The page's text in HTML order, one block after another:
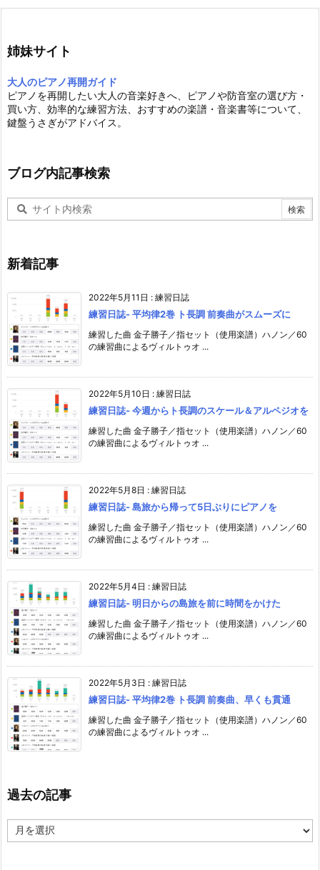
姉妹サイト
大人のピアノ再開ガイド
ピアノを再開したい大人の音楽好きへ、ピアノや防音室の選び方・
買い方、効率的な練習方法、おすすめの楽譜・音楽書等について、
鍵盤うさぎがアドバイス。
ブログ内記事検索
新着記事
2022年5月11日 : 練習日誌
練習日誌- 平均律2巻 ト長調 前奏曲がスムーズに
練習した曲 金子勝子／指セット（使用楽譜）ハノン／60
の練習曲によるヴィルトゥオ ...
2022年5月10日 : 練習日誌
練習日誌- 今週からト長調のスケール＆アルペジオを
練習した曲 金子勝子／指セット（使用楽譜）ハノン／60
の練習曲によるヴィルトゥオ ...
2022年5月8日 : 練習日誌
練習日誌- 島旅から帰って5日ぶりにピアノを
練習した曲 金子勝子／指セット（使用楽譜）ハノン／60
の練習曲によるヴィルトゥオ ...
2022年5月4日 : 練習日誌
練習日誌- 明日からの島旅を前に時間をかけた
練習した曲 金子勝子／指セット（使用楽譜）ハノン／60
の練習曲によるヴィルトゥオ ...
2022年5月3日 : 練習日誌
練習日誌- 平均律2巻 ト長調 前奏曲、早くも貫通
練習した曲 金子勝子／指セット（使用楽譜）ハノン／60
の練習曲によるヴィルトゥオ ...
過去の記事
去